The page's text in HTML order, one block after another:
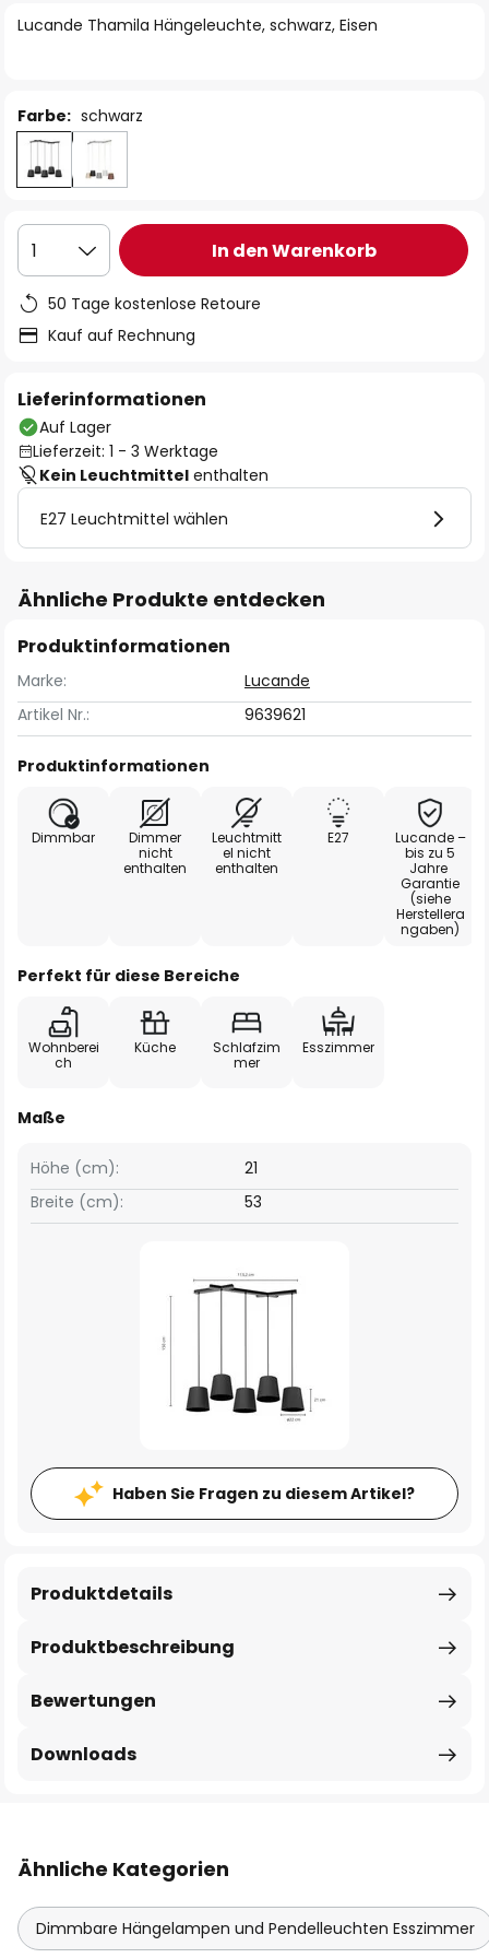
Lucande Thamila Hängeleuchte, schwarz, Eisen
Farbe: schwarz
1 In den Warenkorb
50 Tage kostenlose Retoure
Kauf auf Rechnung
Lieferinformationen
Auf Lager
Lieferzeit: 1 - 3 Werktage
Kein Leuchtmittel enthalten
E27 Leuchtmittel wählen
Ähnliche Produkte entdecken
Produktinformationen
Marke:
Lucande
Artikel Nr.:
9639621
Produktinformationen
Dimmbar
Dimmer
nicht
enthalten
Leuchtmitt
el nicht
enthalten
E27
Lucande –
bis zu 5
Jahre
Garantie
(siehe
Herstellera
ngaben)
Perfekt für diese Bereiche
Wohnberei
ch
Küche
Schlafzim
mer
Esszimmer
Maße
Breite (cm): 53
Höhe (cm): 21
Haben Sie Fragen zu diesem Artikel?
Produktbeschreibung
Produktdetails
Bewertungen
Downloads
Ähnliche Kategorien
Dimmbare Hängelampen und Pendelleuchten Esszimmer